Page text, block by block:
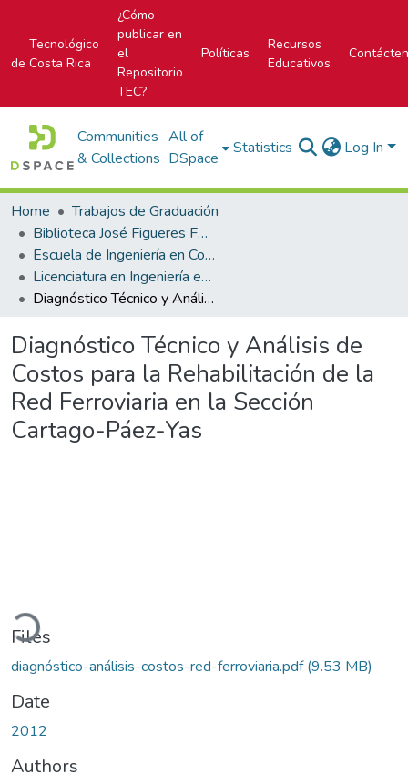
Tecnológico
de Costa Rica
¿Cómo
publicar en
el
Repositorio
TEC?
Políticas
Recursos
Educativos
Communities
& Collections
All of
DSpace
Statistics Log In
Home
Trabajos de Graduación
Biblioteca José Figueres Ferrer
Escuela de Ingeniería en Construcción
Licenciatura en Ingeniería en Construcción
Diagnóstico Técnico y Análisis de Costos para la Rehabilitación de la Red Ferroviaria en la Sección Cartago-Páez-Yas
Diagnóstico Técnico y Análisis de
Costos para la Rehabilitación de la
Red Ferroviaria en la Sección
Cartago-Páez-Yas
Files
diagnóstico-análisis-costos-red-ferroviaria.pdf(9.53 MB)
Date
2012
Authors